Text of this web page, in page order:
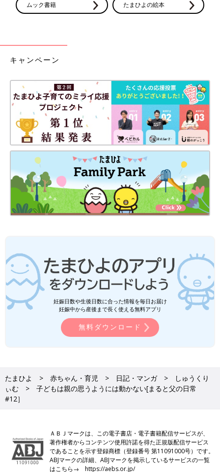
ムック書籍 たまひよの絵本
キャンペーン
妊娠日数や生後日数に合った情報を毎日お届け
妊娠中から産後まで長く使える無料アプリ
無料ダウンロード
たまひよ 赤ちゃん・育児 日記・マンガ
しゅうくり
ぃむ
子どもは親の思うようには動かない[まると父の日常
#12］
ＡＢＪマークは、この電子書店・電子書籍配信サービスが、
著作権者からコンテンツ使用許諾を得た正規版配信サービス
であることを示す登録商標（登録番号 第11091000号）です。
ABJマークの詳細、ABJマークを掲示しているサービスの一覧
はこちら→https://aebs.or.jp/